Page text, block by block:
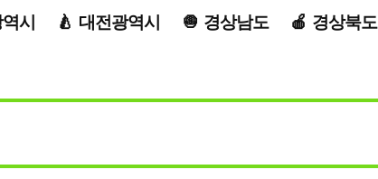
시 대전광역시 경상남도 경상북도